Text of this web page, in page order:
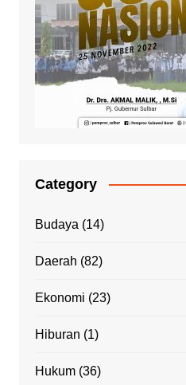
Category
Budaya (14)
Daerah (82)
Ekonomi (23)
Hiburan (1)
Hukum(36)